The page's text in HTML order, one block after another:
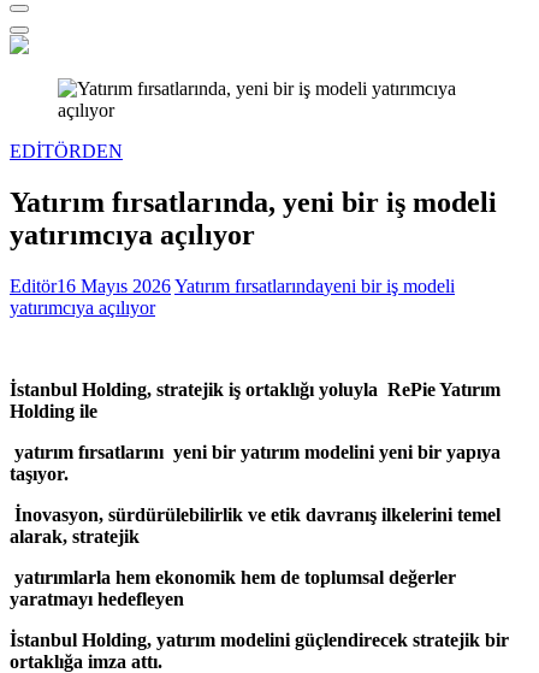
EDİTÖRDEN
Yatırım fırsatlarında, yeni bir iş modeli
yatırımcıya açılıyor
Editör16 Mayıs 2026Yatırım fırsatlarındayeni bir iş modeli
yatırımcıya açılıyor
İstanbul Holding, stratejik iş ortaklığı yoluyla RePie Yatırım
Holding ile
yatırım fırsatlarını yeni bir yatırım modelini yeni bir yapıya
taşıyor.
İnovasyon, sürdürülebilirlik ve etik davranış ilkelerini temel
alarak, stratejik
yatırımlarla hem ekonomik hem de toplumsal değerler
yaratmayı hedefleyen
İstanbul Holding, yatırım modelini güçlendirecek stratejik bir
ortaklığa imza attı.